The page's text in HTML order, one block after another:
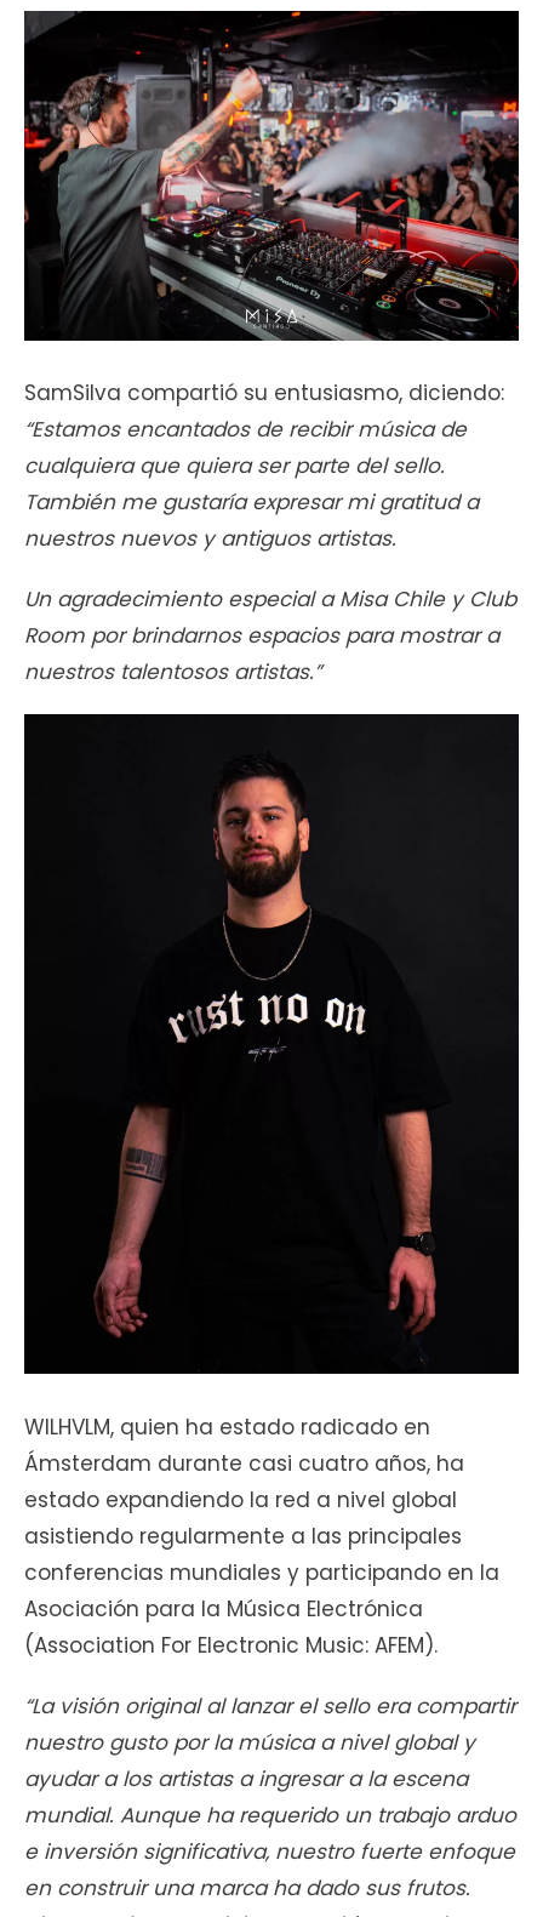
SamSilva compartió su entusiasmo, diciendo:
“Estamos encantados de recibir música de
cualquiera que quiera ser parte del sello.
También me gustaría expresar mi gratitud a
nuestros nuevos y antiguos artistas.
Un agradecimiento especial a Misa Chile y Club
Room por brindarnos espacios para mostrar a
nuestros talentosos artistas.”
WILHVLM, quien ha estado radicado en
Ámsterdam durante casi cuatro años, ha
estado expandiendo la red a nivel global
asistiendo regularmente a las principales
conferencias mundiales y participando en la
Asociación para la Música Electrónica
(Association For Electronic Music: AFEM).
“La visión original al lanzar el sello era compartir
nuestro gusto por la música a nivel global y
ayudar a los artistas a ingresar a la escena
mundial. Aunque ha requerido un trabajo arduo
e inversión significativa, nuestro fuerte enfoque
en construir una marca ha dado sus frutos.